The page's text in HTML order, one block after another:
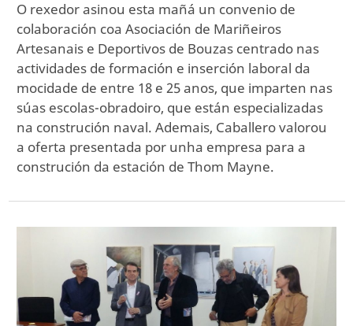
O rexedor asinou esta mañá un convenio de
colaboración coa Asociación de Mariñeiros
Artesanais e Deportivos de Bouzas centrado nas
actividades de formación e inserción laboral da
mocidade de entre 18 e 25 anos, que imparten nas
súas escolas-obradoiro, que están especializadas
na construción naval. Ademais, Caballero valorou
a oferta presentada por unha empresa para a
construción da estación de Thom Mayne.